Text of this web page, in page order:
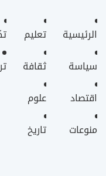
الرئيسية
سياسة
اقتصاد
منوعات
تعليم
ثقافة
علوم
تاريخ